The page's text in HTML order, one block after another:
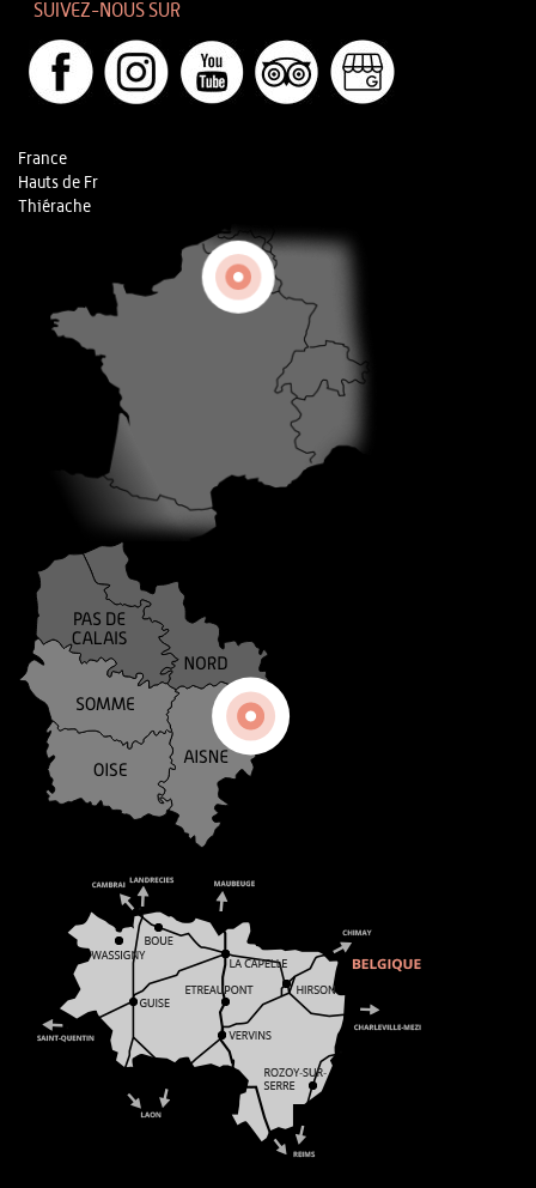
SUIVEZ-NOUS SUR
France
Hauts de Fr
Thiérache